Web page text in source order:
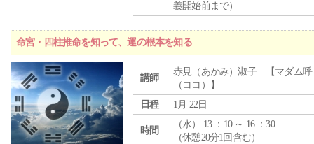
義開始前まで）
命宮・四柱推命を知って、運の根本を知る
講師
赤見（あかみ）淑子 【マダム呼
（ココ）】
日程
1月 22日
時間
（水） 13 ：10 ～ 16 ：30
（休憩20分1回含む）